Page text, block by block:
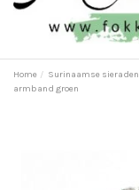
Home Surinaamse sieraden
armband groen